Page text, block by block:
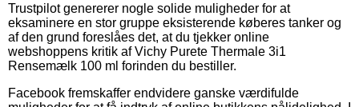
Trustpilot genererer nogle solide muligheder for at
eksaminere en stor gruppe eksisterende køberes tanker og
af den grund foreslåes det, at du tjekker online
webshoppens kritik af Vichy Purete Thermale 3i1
Rensemælk 100 ml forinden du bestiller.
Facebook fremskaffer endvidere ganske værdifulde